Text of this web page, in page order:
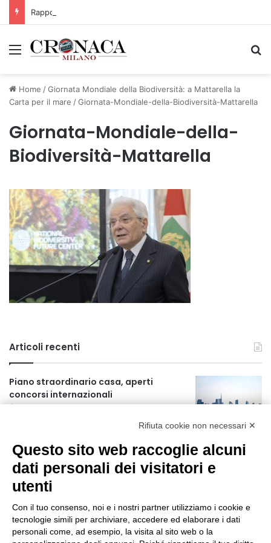
Rapporto OsMed 2025 sull’uso dei farmaci in Italia
Menu
Home /Giornata Mondiale della Biodiversità: a Mattarella la
Carta per il mare /Giornata-Mondiale-della-Biodiversità-Mattarella
Giornata-Mondiale-della-
Biodiversità-Mattarella
Articoli recenti
Piano straordinario casa, aperti
concorsi internazionali
farmaci in Italia
12 ore fa
Un nuovo modello di IA stima il volume
dei ghiacciai del pianeta
13 ore fa
Rifiuta cookie non necessari ✕
Questo sito web raccoglie alcuni
dati personali dei visitatori e
utenti
Con il tuo consenso, noi e i nostri partner utilizziamo i cookie e
tecnologie simili per archiviare, accedere ed elaborare i dati
personali come, ad esempio, la visita al sito web o la